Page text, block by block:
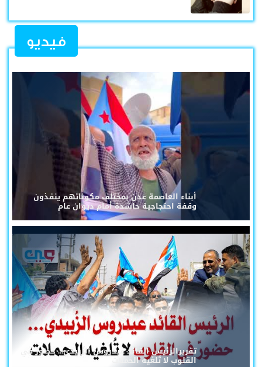
فيديو
أبناء العاصمة عدن بمختلف مكوناتهم ينفذون
وقفة احتجاجية حاشدة أمام ديوان عام
تقريرالرئيس القائد عيدروس الزُبيدي... حضورٌ في
القلوب لا تُلغيه الحملات